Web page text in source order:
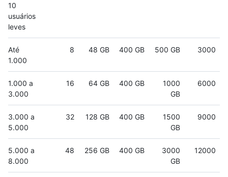
10
usuários
leves
Até
1.000
8 48 GB 400 GB 500 GB 3000
1.000 a
3.000
16 64 GB 400 GB
1000
GB
6000
3.000 a
5.000
32 128 GB 400 GB
1500
GB
9000
5.000 a
8.000
48 256 GB 400 GB
3000
GB
12000